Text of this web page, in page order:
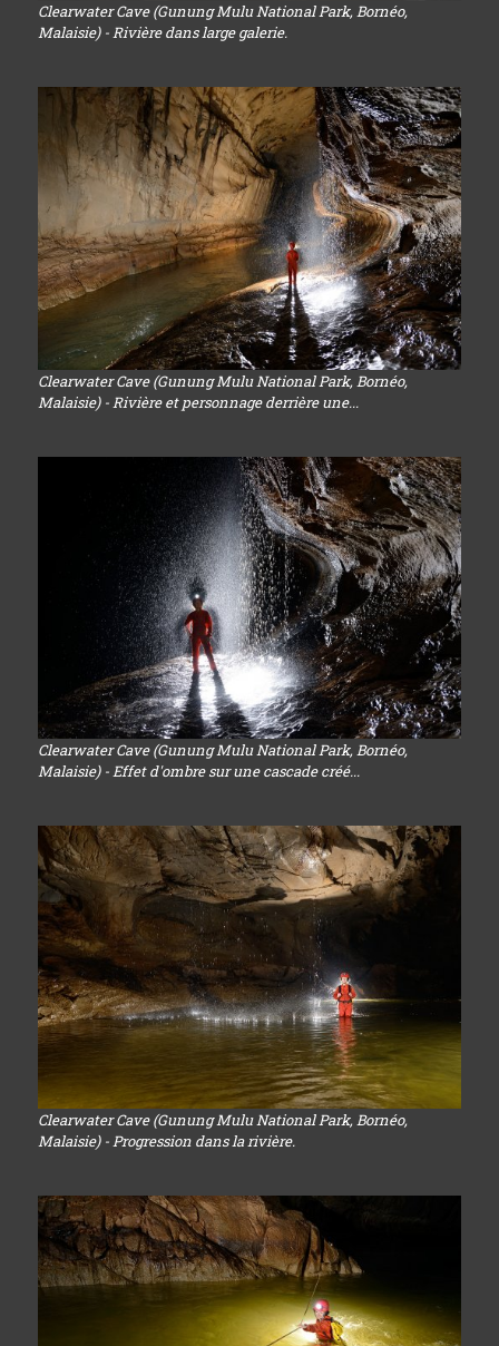
Clearwater Cave (Gunung Mulu National Park, Bornéo,
Malaisie) - Rivière dans large galerie.
Clearwater Cave (Gunung Mulu National Park, Bornéo,
Malaisie) - Rivière et personnage derrière une...
Clearwater Cave (Gunung Mulu National Park, Bornéo,
Malaisie) - Effet d'ombre sur une cascade créé...
Clearwater Cave (Gunung Mulu National Park, Bornéo,
Malaisie) - Progression dans la rivière.